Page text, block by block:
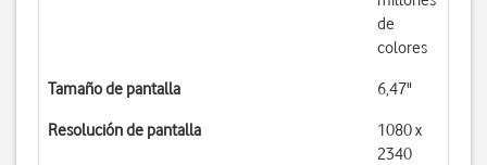
de
colores
Tamaño de pantalla 6,47"
Resolución de pantalla
1080 x
2340